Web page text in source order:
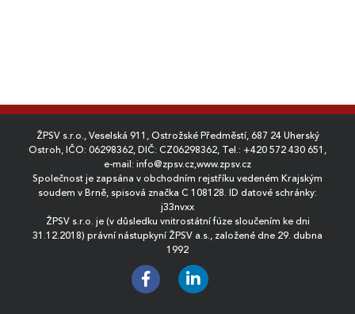
ŽPSV s.r.o., Veselská 911, Ostrožské Předměstí, 687 24 Uherský
Ostroh, IČO: 06298362, DIČ: CZ06298362, Tel.: +420 572 430 651 ,
e-mail: info@zpsv.cz,www.zpsv.cz
Společnost je zapsána v obchodním rejstříku vedeném Krajským
soudem v Brně, spisová značka C 108128. ID datové schránky:
j33nvxx
ŽPSV s.r.o. je (v důsledku vnitrostátní fúze sloučením ke dni
31.12.2018) právní nástupkyní ŽPSV a.s., založené dne 29. dubna
1992